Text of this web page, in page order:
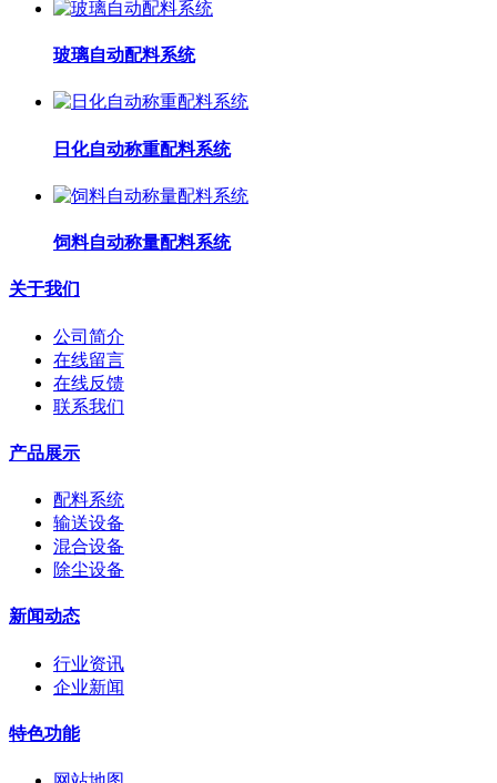
玻璃自动配料系统
日化自动称重配料系统
饲料自动称量配料系统
关于我们
公司简介
在线留言
在线反馈
联系我们
产品展示
配料系统
输送设备
混合设备
除尘设备
新闻动态
行业资讯
企业新闻
特色功能